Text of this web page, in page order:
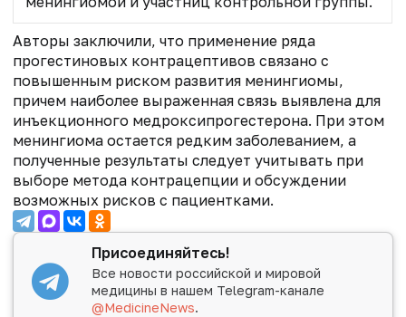
Авторы заключили, что применение ряда
прогестиновых контрацептивов связано с
повышенным риском развития менингиомы,
причем наиболее выраженная связь выявлена для
инъекционного медроксипрогестерона. При этом
менингиома остается редким заболеванием, а
полученные результаты следует учитывать при
выборе метода контрацепции и обсуждении
возможных рисков с пациентками.
Присоединяйтесь!
Все новости российской и мировой
медицины в нашем Telegram-канале
@MedicineNews.